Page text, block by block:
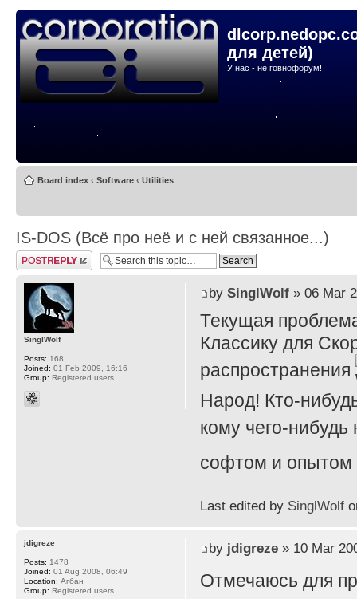
для детей)
У нас - не говнофорум!
Board index ‹ Software ‹ Utilities
IS-DOS (Всё про неё и с ней связанное...)
Post a reply
by SinglWolf» 06 Mar
Текущая
Классику для
распространения
Народ! Кто-
кому чего-
софтом и опытом
Last edited by SinglWolf
SinglWolf
Posts: 168
Joined: 01 Feb 2009, 16:16
Group: Registered users
by jdigreze» 10 Mar
Отмечаюсь для
jdigreze
Posts: 1478
Joined: 01 Aug 2008, 06:49
Location: Агбан
Group: Registered users